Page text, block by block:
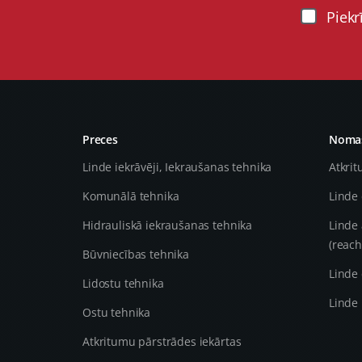
Preces
Linde iekrāvēji, Iekraušanas tehnika
Komunālā tehnika
Hidrauliskā iekraušanas tehnika
Būvniecības tehnika
Lidostu tehnika
Ostu tehnika
Atkritumu pārstrādes iekārtas
Linde
Linde